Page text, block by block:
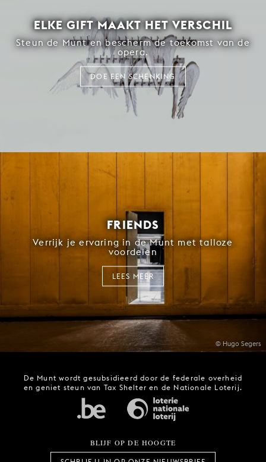
ELKE GIFT MAAKT HET VERSCHIL
Steun de Munt en bescherm de toekomst van de
opera.
DOE EEN SCHENKING
© Hugo Segers
FRIENDS
Verrijk je ervaring in de Munt met talloze
voordelen
LEES MEER
De Munt wordt gesubsidieerd door de federale overheid
en geniet steun van Tax Shelter en de Nationale Loterij.
BLIJF OP DE HOOGTE